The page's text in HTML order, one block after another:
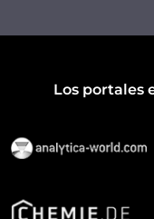
Los portales